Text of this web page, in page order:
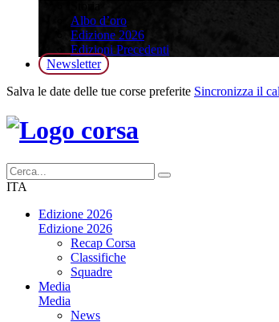
Albo d’oro
Edizione 2026
Edizioni Precedenti
Newsletter
Salva le date delle tue corse preferite Sincronizza il
ITA
Edizione 2026
Edizione 2026
Recap Corsa
Classifiche
Squadre
Media
Media
News